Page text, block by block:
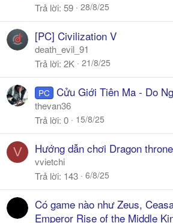
Trả lời 59 28/8/25
[PC] Civilization V
death_evil_91
Trả lời 2K 21/8/25
PC Cửu Giới Tiên Ma - Do
thevan36
Trả lời 0 15/8/25
V Hướng dẫn chơi Dragon
vvietchi
Trả lời 143 6/8/25
Có game nào như Zeus,
Emperor Rise of the Middle